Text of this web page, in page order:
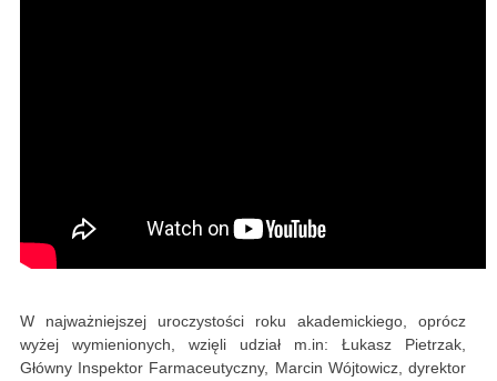
W najważniejszej uroczystości roku akademickiego, oprócz
wyżej wymienionych, wzięli udział m.in: Łukasz Pietrzak,
Główny Inspektor Farmaceutyczny, Marcin Wójtowicz, dyrektor